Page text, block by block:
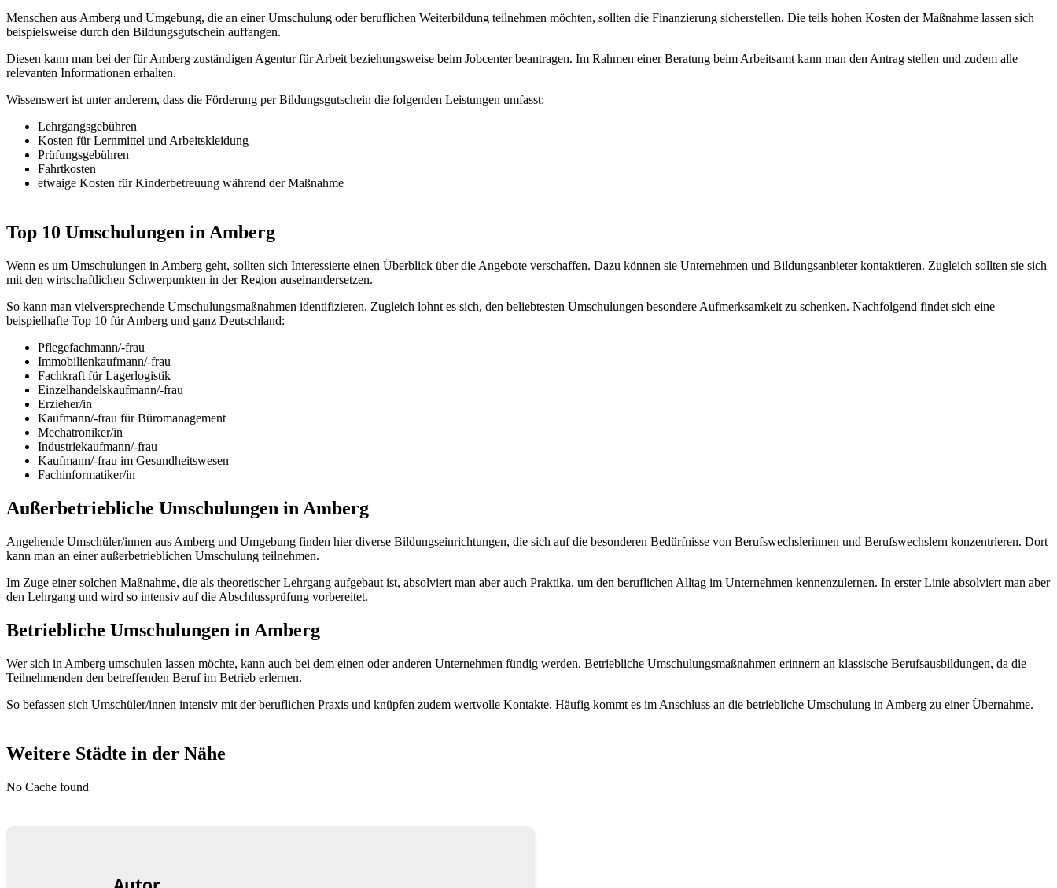
Menschen aus Amberg und Umgebung, die an einer Umschulung oder beruflichen Weiterbildung teilnehmen möchten, sollten die Finanzierung sicherstellen. Die teils hohen Kosten der Maßnahme lassen sich
beispielsweise durch den Bildungsgutschein auffangen.
Diesen kann man bei der für Amberg zuständigen Agentur für Arbeit beziehungsweise beim Jobcenter beantragen. Im Rahmen einer Beratung beim Arbeitsamt kann man den Antrag stellen und zudem alle
relevanten Informationen erhalten.
Wissenswert ist unter anderem, dass die Förderung per Bildungsgutschein die folgenden Leistungen umfasst:
Lehrgangsgebühren
Kosten für Lernmittel und Arbeitskleidung
Prüfungsgebühren
Fahrtkosten
etwaige Kosten für Kinderbetreuung während der Maßnahme
Top 10 Umschulungen in Amberg
Wenn es um Umschulungen in Amberg geht, sollten sich Interessierte einen Überblick über die Angebote verschaffen. Dazu können sie Unternehmen und Bildungsanbieter kontaktieren. Zugleich sollten sie sich
mit den wirtschaftlichen Schwerpunkten in der Region auseinandersetzen.
So kann man vielversprechende Umschulungsmaßnahmen identifizieren. Zugleich lohnt es sich, den beliebtesten Umschulungen besondere Aufmerksamkeit zu schenken. Nachfolgend findet sich eine
beispielhafte Top 10 für Amberg und ganz Deutschland:
Pflegefachmann/-frau
Immobilienkaufmann/-frau
Fachkraft für Lagerlogistik
Einzelhandelskaufmann/-frau
Erzieher/in
Kaufmann/-frau für Büromanagement
Mechatroniker/in
Industriekaufmann/-frau
Kaufmann/-frau im Gesundheitswesen
Fachinformatiker/in
Außerbetriebliche Umschulungen in Amberg
Angehende Umschüler/innen aus Amberg und Umgebung finden hier diverse Bildungseinrichtungen, die sich auf die besonderen Bedürfnisse von Berufswechslerinnen und Berufswechslern konzentrieren. Dort
kann man an einer außerbetrieblichen Umschulung teilnehmen.
Im Zuge einer solchen Maßnahme, die als theoretischer Lehrgang aufgebaut ist, absolviert man aber auch Praktika, um den beruflichen Alltag im Unternehmen kennenzulernen. In erster Linie absolviert man aber
den Lehrgang und wird so intensiv auf die Abschlussprüfung vorbereitet.
Betriebliche Umschulungen in Amberg
Wer sich in Amberg umschulen lassen möchte, kann auch bei dem einen oder anderen Unternehmen fündig werden. Betriebliche Umschulungsmaßnahmen erinnern an klassische Berufsausbildungen, da die
Teilnehmenden den betreffenden Beruf im Betrieb erlernen.
So befassen sich Umschüler/innen intensiv mit der beruflichen Praxis und knüpfen zudem wertvolle Kontakte. Häufig kommt es im Anschluss an die betriebliche Umschulung in Amberg zu einer Übernahme.
Weitere Städte in der Nähe
No Cache found